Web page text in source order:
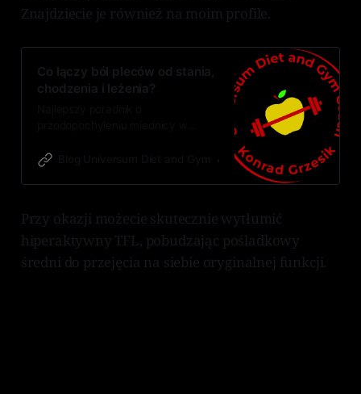
Znajdziecie je również na moim profile.
Co łączy ból pleców od stania,
chodzenia i leżenia?
Karol „Crofty Snake”
Przy okazji możecie skutecznie wytłumić
hiperaktywny TFL, pobudzając pośladkowy
średni do przejęcia na siebie oryginalnej funkcji.